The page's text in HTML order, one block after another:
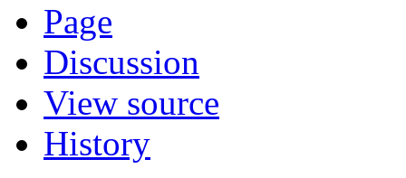
Page
Discussion
View source
History